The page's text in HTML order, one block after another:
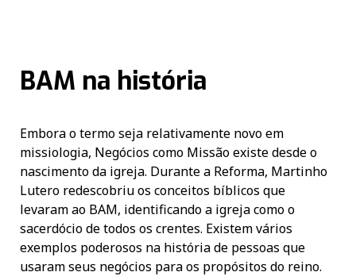
BAM na história
Embora o termo seja relativamente novo em
missiologia, Negócios como Missão existe desde o
nascimento da igreja. Durante a Reforma, Martinho
Lutero redescobriu os conceitos bíblicos que
levaram ao BAM, identificando a igreja como o
sacerdócio de todos os crentes. Existem vários
exemplos poderosos na história de pessoas que
usaram seus negócios para os propósitos do reino.